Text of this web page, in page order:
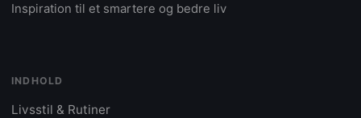
Inspiration til et smartere og bedre liv
INDHOLD
Livsstil & Rutiner